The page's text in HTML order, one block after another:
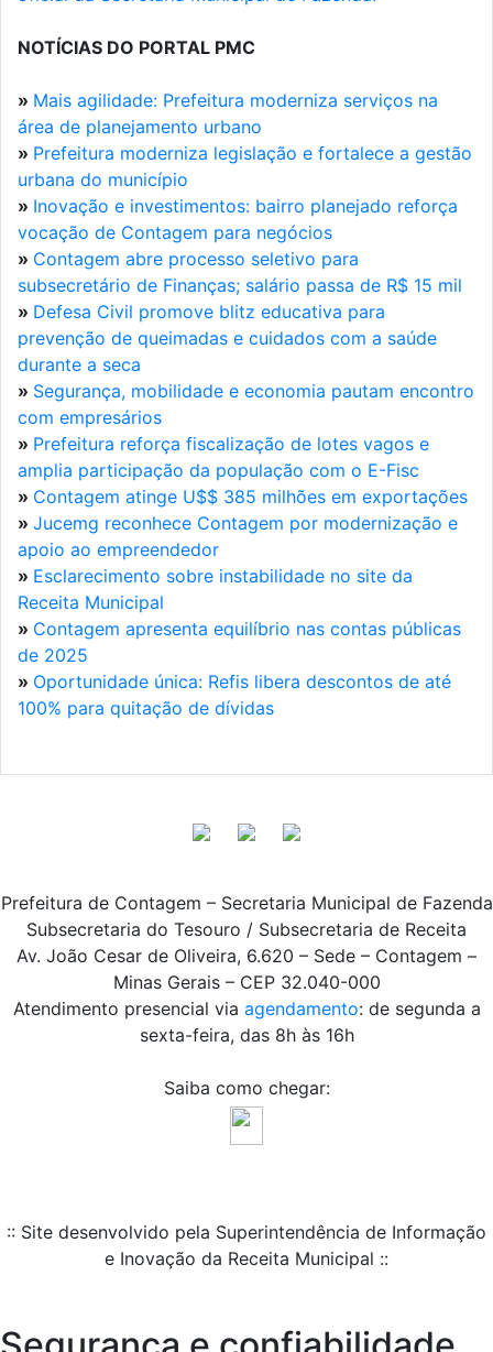
NOTÍCIAS DO PORTAL PMC
» Mais agilidade: Prefeitura moderniza serviços na
área de planejamento urbano
» Prefeitura moderniza legislação e fortalece a gestão
urbana do município
» Inovação e investimentos: bairro planejado reforça
vocação de Contagem para negócios
» Contagem abre processo seletivo para
subsecretário de Finanças; salário passa de R$ 15 mil
» Defesa Civil promove blitz educativa para
prevenção de queimadas e cuidados com a saúde
durante a seca
» Segurança, mobilidade e economia pautam encontro
com empresários
» Prefeitura reforça fiscalização de lotes vagos e
amplia participação da população com o E-Fisc
» Contagem atinge U$$ 385 milhões em exportações
» Jucemg reconhece Contagem por modernização e
apoio ao empreendedor
» Esclarecimento sobre instabilidade no site da
Receita Municipal
» Contagem apresenta equilíbrio nas contas públicas
de 2025
» Oportunidade única: Refis libera descontos de até
100% para quitação de dívidas
Prefeitura de Contagem – Secretaria Municipal de Fazenda
Subsecretaria do Tesouro / Subsecretaria de Receita
Av. João Cesar de Oliveira, 6.620 – Sede – Contagem –
Minas Gerais – CEP 32.040-000
Atendimento presencial via agendamento: de segunda a
sexta-feira, das 8h às 16h
Saiba como chegar:
:: Site desenvolvido pela Superintendência de Informação
e Inovação da Receita Municipal ::